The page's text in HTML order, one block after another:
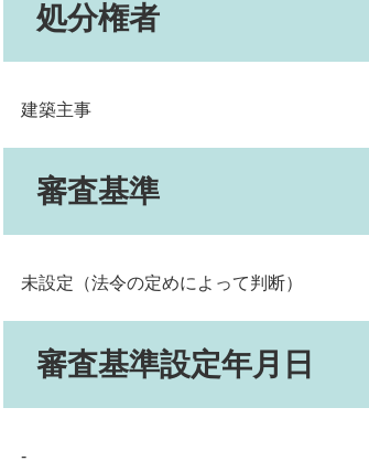
処分権者
建築主事
審査基準
未設定（法令の定めによって判断）
審査基準設定年月日
-